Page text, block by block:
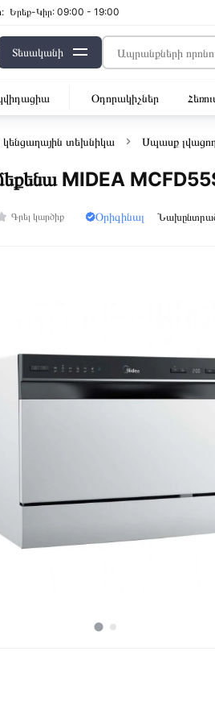
Երեք-Կիր: 09:00 - 19:00
Տեսականի
Օդորակիչներ
կենցաղային տեխնիկա Սպասք
MIDEA
Գրել կարծիք Օրիգինալ